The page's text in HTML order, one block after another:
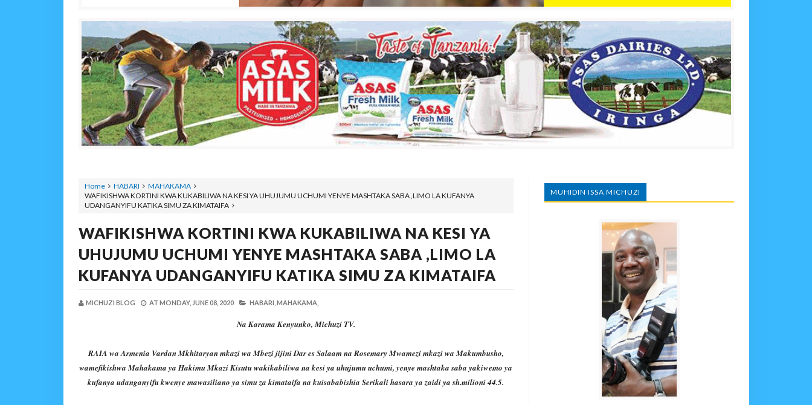
Home HABARI
MAHAKAMA
WAFIKISHWA KORTINI KWA KUKABILIWA NA KESI YA UHUJUMU UCHUMI YENYE MASHTAKA SABA ,LIMO LA KUFANYA
UDANGANYIFU KATIKA SIMU ZA KIMATAIFA
WAFIKISHWA KORTINI KWA KUKABILIWA NA KESI YA
UHUJUMU UCHUMI YENYE MASHTAKA SABA ,LIMO LA
KUFANYA UDANGANYIFU KATIKA SIMU ZA KIMATAIFA
MICHUZI BLOG AT MONDAY, JUNE 08, 2020 HABARI, MAHAKAMA,
Na Karama Kenyunko, Michuzi TV.
RAIA wa Armenia Vardan Mkhitaryan mkazi wa Mbezi jijini Dar es Salaam na Rosemary Mwamezi mkazi wa Makumbusho,
wamefikishwa Mahakama ya Hakimu Mkazi Kisutu wakikabiliwa na kesi ya uhujumu uchumi, yenye mashtaka saba yakiwemo ya
kufanya udanganyifu kwenye mawasiliano ya simu za kimataifa na kuisababishia Serikali hasara ya zaidi ya sh.milioni 44.5.
MUHIDIN ISSA MICHUZI